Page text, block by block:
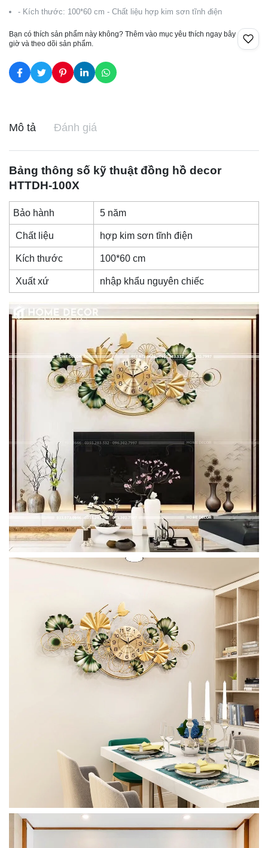
- Kích thước: 100*60 cm - Chất liệu hợp kim sơn tĩnh điện
Bạn có thích sản phẩm này không? Thêm vào mục yêu thích ngay bây
giờ và theo dõi sản phẩm.
Mô tả Đánh giá
Bảng thông số kỹ thuật đồng hồ decor
HTTDH-100X
Bảo hành 5 năm
Chất liệu hợp kim sơn tĩnh điện
Kích thước 100*60 cm
Xuất xứ nhập khẩu nguyên chiếc